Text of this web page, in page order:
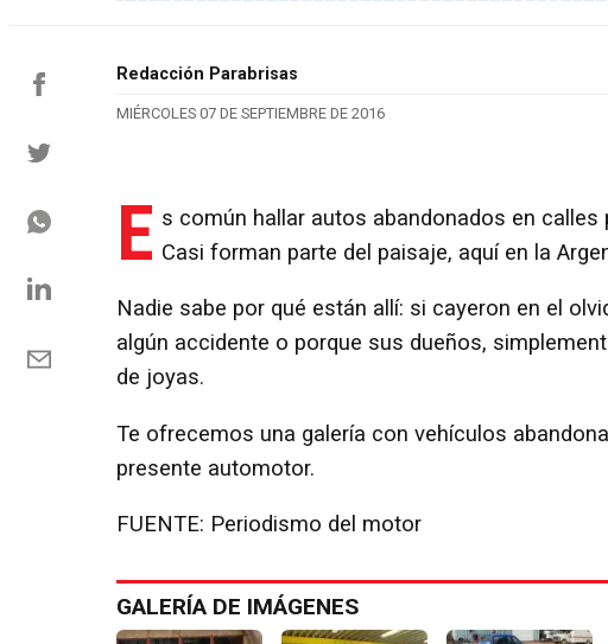
Redacción Parabrisas
MIÉRCOLES 07 DE SEPTIEMBRE DE 2016
E s común hallar autos abandonados en
Casi forman parte del paisaje, aquí en la
Nadie sabe por qué están allí: si cayeron en el
algún accidente o porque sus dueños,
de joyas.
Te ofrecemos una galería con vehículos
presente automotor.
FUENTE: Periodismo del motor
GALERÍA DE IMÁGENES